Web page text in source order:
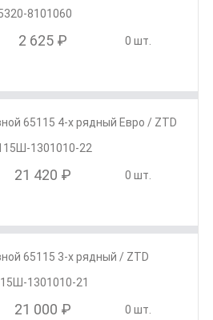
8101060
2 625 ₽ 0 шт.
65115 4-х рядный Евро / ZTD
1301010-22
21 420 ₽ 0 шт.
65115 3-х рядный / ZTD
1301010-21
21 000 ₽ 0 шт.